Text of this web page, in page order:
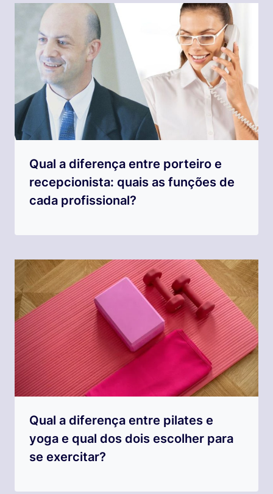
Qual a diferença entre porteiro e
recepcionista: quais as funções de
cada profissional?
Qual a diferença entre pilates e
yoga e qual dos dois escolher para
se exercitar?